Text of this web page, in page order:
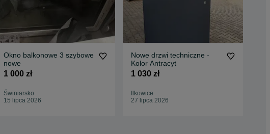
Okno balkonowe 3 szybowe
nowe
1 000 zł
Świniarsko
15 lipca 2026
Nowe drzwi techniczne -
Kolor Antracyt
1 030 zł
Ilkowice
27 lipca 2026